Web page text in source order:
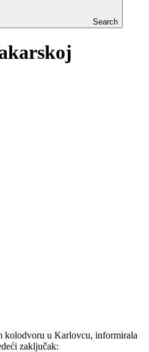
Search
kolodvoru u Karlovcu, informirala
zaključak: